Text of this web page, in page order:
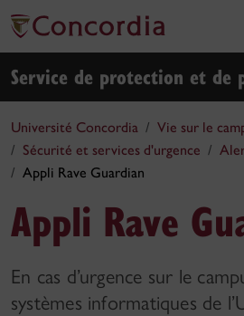
Service de protection et de
Université Concordia
Vie sur le
Sécurité et services d'urgence
Appli Rave Guardian
Appli Rave
En cas d’urgence sur le
systèmes informatiques de